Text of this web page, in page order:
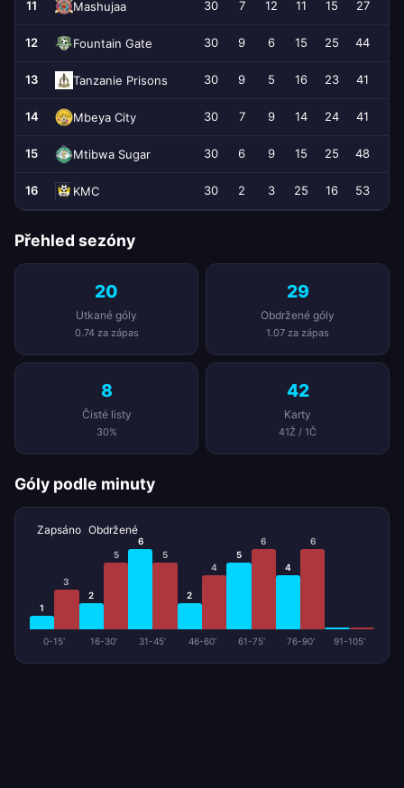
11 Mashujaa 30 7 12 11 15 27
12 Fountain Gate 30 9 6 15 25 44
13 Tanzanie Prisons 30 9 5 16 23 41
14 Mbeya City 30 7 9 14 24 41
15 Mtibwa Sugar 30 6 9 15 25 48
16 KMC 30 2 3 25 16 53
Přehled sezóny
20
Utkané góly
0.74 za zápas
29
Obdržené góly
1.07 za zápas
8
Čisté listy
30%
42
Karty
41Ž / 1Č
Góly podle minuty
Zapsáno Obdržené
1
3
0-15'
2
5
16-30'
6
5
31-45'
2
4
46-60'
5
6
61-75'
4
6
76-90' 91-105'